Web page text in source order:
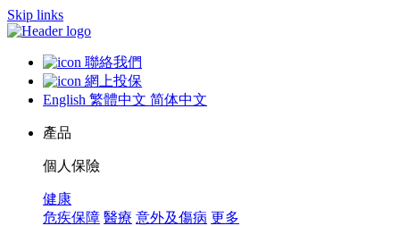
Skip links
聯絡我們
網上投保
English 繁體中文 简体中文
產品
個人保險
健康
危疾保障 醫療 意外及傷病 更多